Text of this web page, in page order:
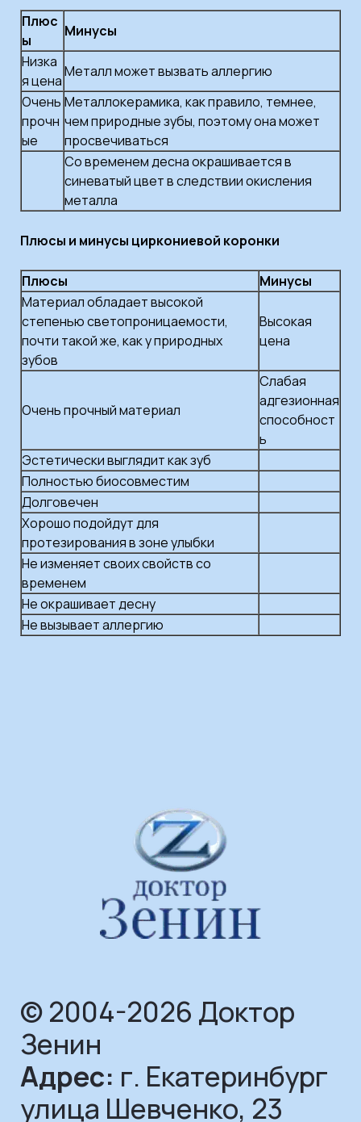
Плюс
ы
Минусы
Низка
я цена
Металл может вызвать аллергию
Очень
прочн
ые
Металлокерамика, как правило, темнее,
чем природные зубы, поэтому она может
просвечиваться
Со временем десна окрашивается в
синеватый цвет в следствии окисления
металла
Плюсы и минусы циркониевой коронки
Плюсы
Минусы
Материал обладает высокой
степенью светопроницаемости,
почти такой же, как у природных
зубов
Высокая
цена
Очень прочный материал
Слабая
адгезионная
способност
ь
Эстетически выглядит как зуб
Полностью биосовместим
Долговечен
Хорошо подойдут для
протезирования в зоне улыбки
Не изменяет своих свойств со
временем
Не окрашивает десну
Не вызывает аллергию
© 2004-2026 Доктор
Зенин
Адрес: г. Екатеринбург
улица Шевченко, 23